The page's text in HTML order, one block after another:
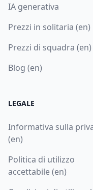
IA generativa
Prezzi in solitaria (en)
Prezzi di squadra (en)
Blog (en)
LEGALE
Informativa sulla
(en)
Politica di utilizzo
accettabile (en)